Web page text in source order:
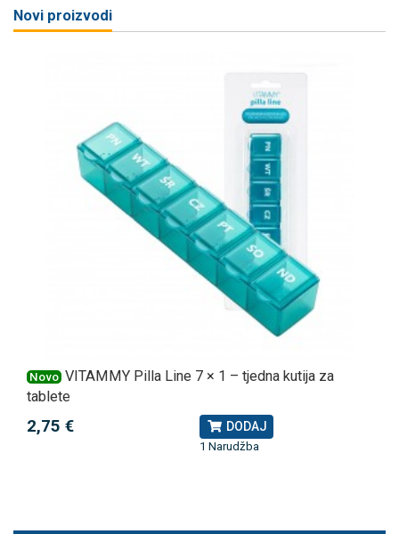
Novi proizvodi
Novo VITAMMY Pilla Line 7 × 1 – tjedna kutija za
tablete
2,75 € DODAJ
1 Narudžba